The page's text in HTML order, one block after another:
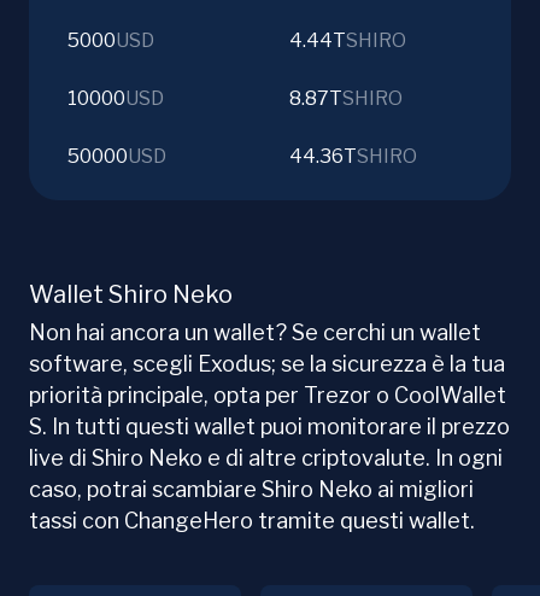
5000USD 4.44TSHIRO
10000USD 8.87TSHIRO
50000USD 44.36TSHIRO
Wallet Shiro Neko
Non hai ancora un wallet? Se cerchi un wallet
software, scegli Exodus; se la sicurezza è la tua
priorità principale, opta per Trezor o CoolWallet
S. In tutti questi wallet puoi monitorare il prezzo
live di Shiro Neko e di altre criptovalute. In ogni
caso, potrai scambiare Shiro Neko ai migliori
tassi con ChangeHero tramite questi wallet.